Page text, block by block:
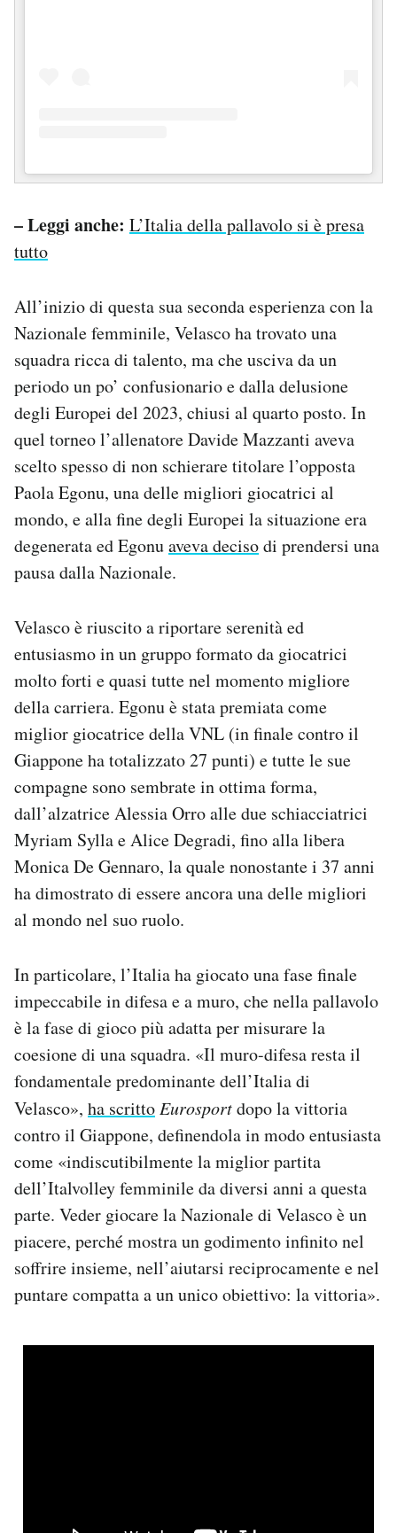
– Leggi anche: L’Italia della pallavolo si è presa
tutto
All’inizio di questa sua seconda esperienza con la
Nazionale femminile, Velasco ha trovato una
squadra ricca di talento, ma che usciva da un
periodo un po’ confusionario e dalla delusione
degli Europei del 2023, chiusi al quarto posto. In
quel torneo l’allenatore Davide Mazzanti aveva
scelto spesso di non schierare titolare l’opposta
Paola Egonu, una delle migliori giocatrici al
mondo, e alla fine degli Europei la situazione era
degenerata ed Egonuaveva decisodi prendersi una
pausa dalla Nazionale.
Velasco è riuscito a riportare serenità ed
entusiasmo in un gruppo formato da giocatrici
molto forti e quasi tutte nel momento migliore
della carriera. Egonu è stata premiata come
miglior giocatrice della VNL (in finale contro il
Giappone ha totalizzato 27 punti) e tutte le sue
compagne sono sembrate in ottima forma,
dall’alzatrice Alessia Orro alle due schiacciatrici
Myriam Sylla e Alice Degradi, fino alla libera
Monica De Gennaro, la quale nonostante i 37 anni
ha dimostrato di essere ancora una delle migliori
al mondo nel suo ruolo.
In particolare, l’Italia ha giocato una fase finale
impeccabile in difesa e a muro, che nella pallavolo
è la fase di gioco più adatta per misurare la
coesione di una squadra. «Il muro-difesa resta il
fondamentale predominante dell’Italia di
Velasco», ha scritto Eurosportdopo la vittoria
contro il Giappone, definendola in modo entusiasta
come «indiscutibilmente la miglior partita
dell’Italvolley femminile da diversi anni a questa
parte. Veder giocare la Nazionale di Velasco è un
piacere, perché mostra un godimento infinito nel
soffrire insieme, nell’aiutarsi reciprocamente e nel
puntare compatta a un unico obiettivo: la vittoria».